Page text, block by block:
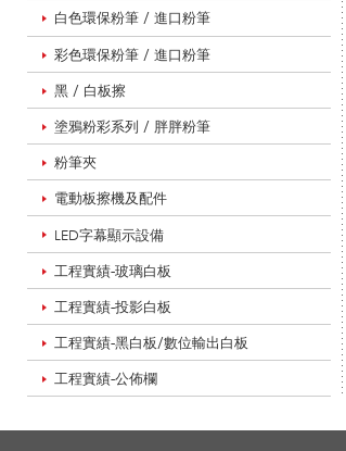
白色環保粉筆 / 進口粉筆
彩色環保粉筆 / 進口粉筆
黑 / 白板擦
塗鴉粉彩系列 / 胖胖粉筆
粉筆夾
電動板擦機及配件
LED字幕顯示設備
工程實績-玻璃白板
工程實績-投影白板
工程實績-黑白板/數位輸出白板
工程實績-公佈欄